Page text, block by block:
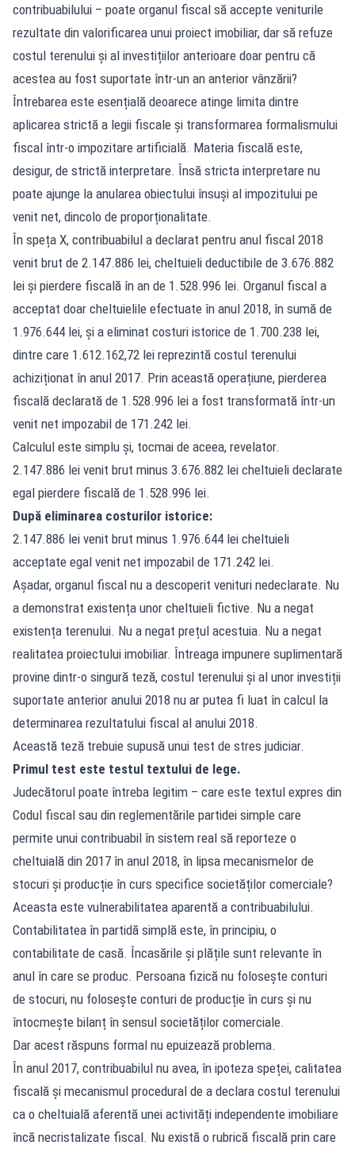
contribuabilului – poate organul fiscal să accepte veniturile
rezultate din valorificarea unui proiect imobiliar, dar să refuze
costul terenului și al investițiilor anterioare doar pentru că
acestea au fost suportate într-un an anterior vânzării?
Întrebarea este esențială deoarece atinge limita dintre
aplicarea strictă a legii fiscale și transformarea formalismului
fiscal într-o impozitare artificială. Materia fiscală este,
desigur, de strictă interpretare. Însă stricta interpretare nu
poate ajunge la anularea obiectului însuși al impozitului pe
venit net, dincolo de proporționalitate.
În speța X, contribuabilul a declarat pentru anul fiscal 2018
venit brut de 2.147.886 lei, cheltuieli deductibile de 3.676.882
lei și pierdere fiscală în an de 1.528.996 lei. Organul fiscal a
acceptat doar cheltuielile efectuate în anul 2018, în sumă de
1.976.644 lei, și a eliminat costuri istorice de 1.700.238 lei,
dintre care 1.612.162,72 lei reprezintă costul terenului
achiziționat în anul 2017. Prin această operațiune, pierderea
fiscală declarată de 1.528.996 lei a fost transformată într-un
venit net impozabil de 171.242 lei.
Calculul este simplu și, tocmai de aceea, revelator.
2.147.886 lei venit brut minus 3.676.882 lei cheltuieli declarate
egal pierdere fiscală de 1.528.996 lei.
După eliminarea costurilor istorice:
2.147.886 lei venit brut minus 1.976.644 lei cheltuieli
acceptate egal venit net impozabil de 171.242 lei.
Așadar, organul fiscal nu a descoperit venituri nedeclarate. Nu
a demonstrat existența unor cheltuieli fictive. Nu a negat
existența terenului. Nu a negat prețul acestuia. Nu a negat
realitatea proiectului imobiliar. Întreaga impunere suplimentară
provine dintr-o singură teză, costul terenului și al unor investiții
suportate anterior anului 2018 nu ar putea fi luat în calcul la
determinarea rezultatului fiscal al anului 2018.
Această teză trebuie supusă unui test de stres judiciar.
Primul test este testul textului de lege.
Judecătorul poate întreba legitim – care este textul expres din
Codul fiscal sau din reglementările partidei simple care
permite unui contribuabil în sistem real să reporteze o
cheltuială din 2017 în anul 2018, în lipsa mecanismelor de
stocuri și producție în curs specifice societăților comerciale?
Aceasta este vulnerabilitatea aparentă a contribuabilului.
Contabilitatea în partidă simplă este, în principiu, o
contabilitate de casă. Încasările și plățile sunt relevante în
anul în care se produc. Persoana fizică nu folosește conturi
de stocuri, nu folosește conturi de producție în curs și nu
întocmește bilanț în sensul societăților comerciale.
Dar acest răspuns formal nu epuizează problema.
În anul 2017, contribuabilul nu avea, în ipoteza speței, calitatea
fiscală și mecanismul procedural de a declara costul terenului
ca o cheltuială aferentă unei activități independente imobiliare
încă necristalizate fiscal. Nu există o rubrică fiscală prin care